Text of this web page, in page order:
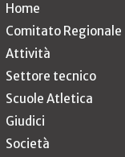
Home
Comitato Regionale
Attività
Settore tecnico
Scuole Atletica
Giudici
Società